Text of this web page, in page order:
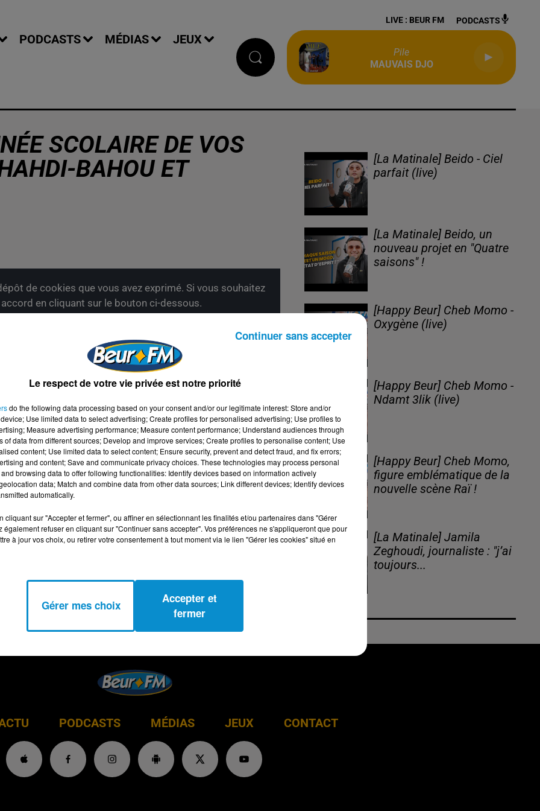
PODCASTS MÉDIAS JEUX
LIVE : BEUR FM PODCASTS
Pile
MAUVAIS DJO
SCOLAIRE DE VOS
BAHOU ET
de cookies que vous avez exprimé. Si vous souhaitez
en cliquant sur le bouton ci-dessous.
de Meriem Belghiti sont disponibles sur Amazon !
"parents" de Meriem Belghiti :
enseignante :https://www.belghiticonseil.fr.
leader-coach en développement
enseignante en communication interpersonnelle, et
.
[La Matinale] Beido - Ciel
parfait (live)
[La Matinale] Beido, un
nouveau projet en "Quatre
saisons" !
[Happy Beur] Cheb Momo -
Oxygène (live)
[Happy Beur] Cheb Momo -
Ndamt 3lik (live)
[Happy Beur] Cheb Momo,
figure emblématique de la
nouvelle scène Raï !
[La Matinale] Jamila
Zeghoudi, journaliste : "j’ai
toujours...
PODCASTS MÉDIAS JEUX CONTACT
Le respect de votre vie privée est notre priorité
do the following data processing based on your consent and/or our legitimate interest: Store and/or
Use limited data to select advertising; Create profiles for personalised advertising; Use profiles to
Measure advertising performance; Measure content performance; Understand audiences through
of data from different sources; Develop and improve services; Create profiles to personalise content; Use
content; Use limited data to select content; Ensure security, prevent and detect fraud, and fix errors;
and content; Save and communicate privacy choices. These technologies may process personal
browsing data to offer following functionalities: Identify devices based on information actively
data; Match and combine data from other data sources; Link different devices; Identify devices
automatically.
cliquant sur "Accepter et fermer", ou affiner en sélectionnant les finalités et/ou partenaires dans "Gérer
également refuser en cliquant sur "Continuer sans accepter". Vos préférences ne s'appliqueront que pour
à jour vos choix, ou retirer votre consentement à tout moment via le lien "Gérer les cookies" situé en
Gérer mes choix
Accepter et
fermer
Continuer sans accepter